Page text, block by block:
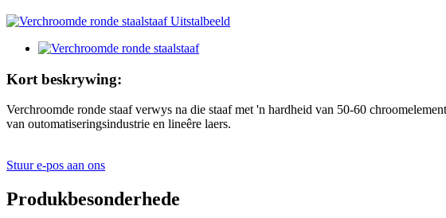
Kort beskrywing:
Verchroomde ronde staaf verwys na die staaf met 'n hardheid van 50-60
van outomatiseringsindustrie en lineêre laers.
Stuur e-pos aan ons
Produkbesonderhede